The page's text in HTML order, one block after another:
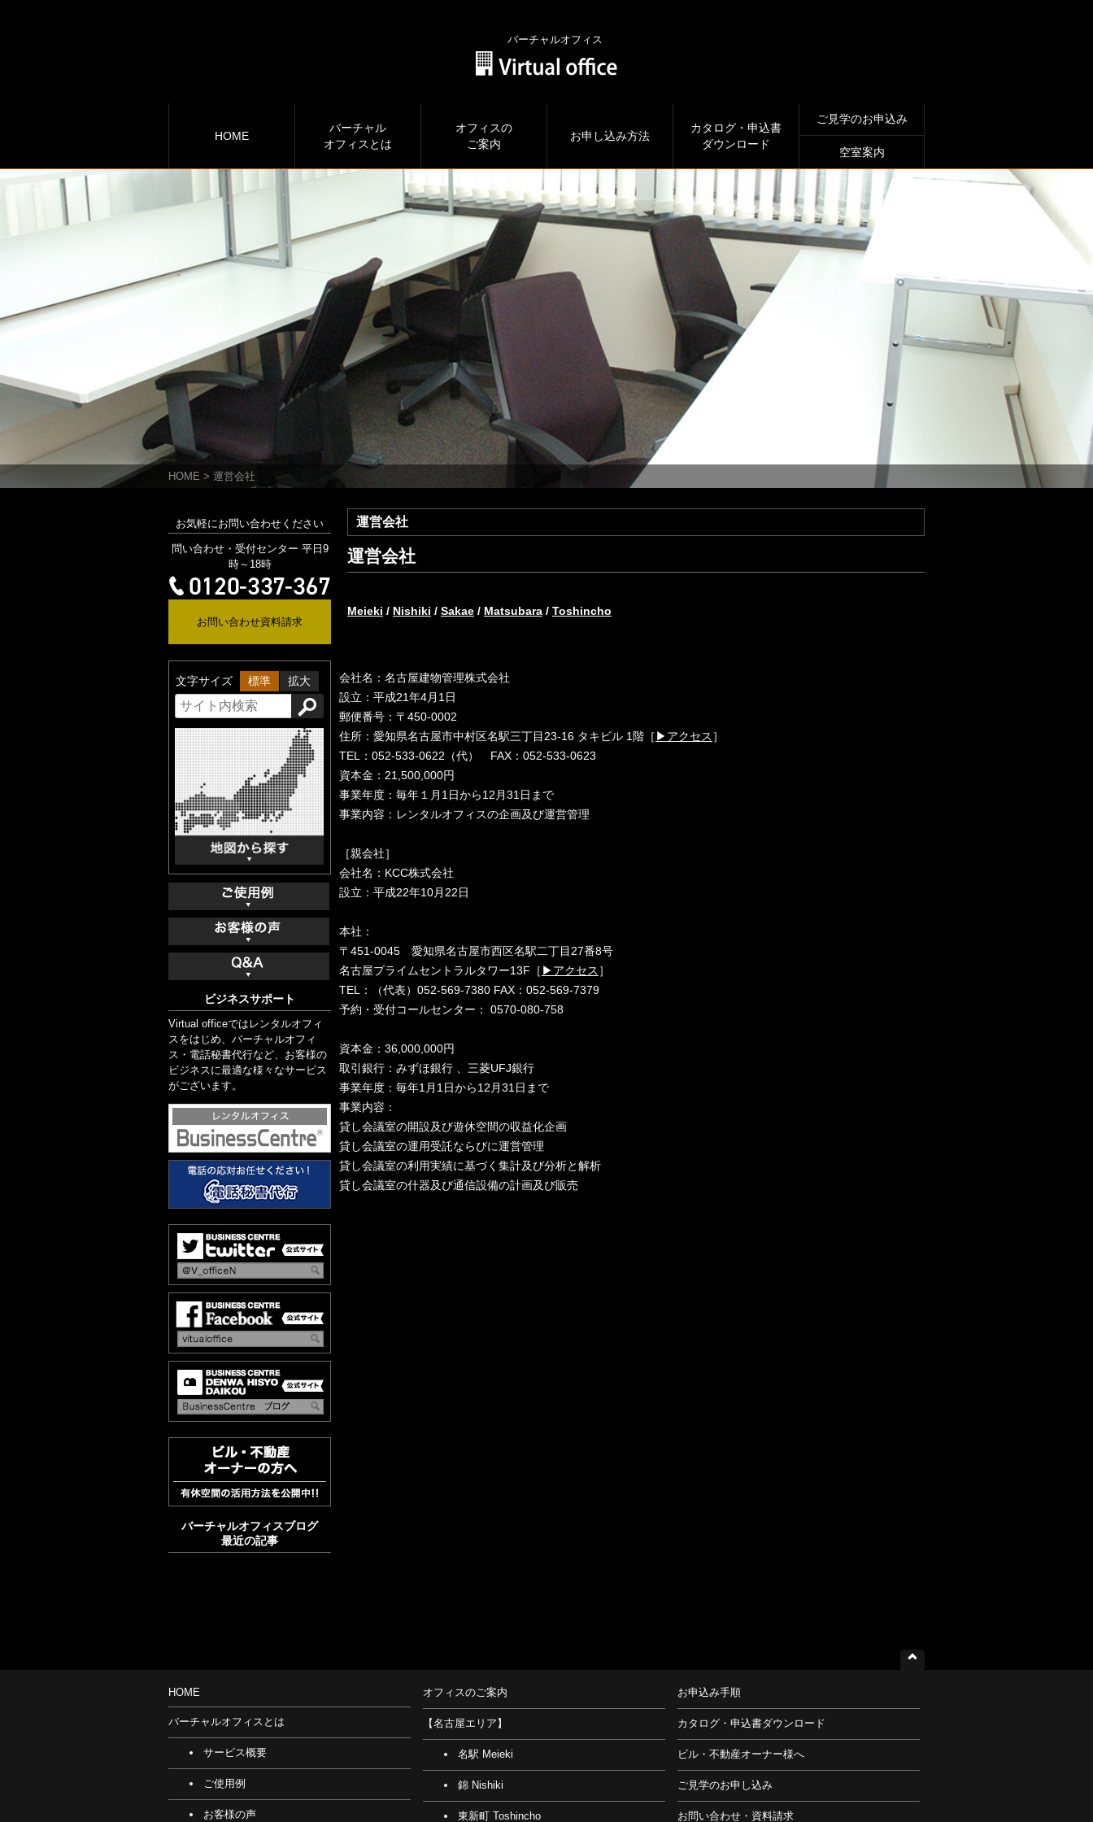
バーチャルオフィス
HOME
バーチャル
オフィスとは
オフィスの
ご案内
お申し込み方法
カタログ・申込書
ダウンロード
ご見学のお申込み
空室案内
HOME > 運営会社
運営会社
運営会社
Meieki / Nishiki / Sakae / Matsubara / Toshincho
会社名：名古屋建物管理株式会社
設立：平成21年4月1日
郵便番号：〒450-0002
住所：愛知県名古屋市中村区名駅三丁目23-16 タキビル 1階［ ▶︎アクセス ］
TEL：052-533-0622（代） FAX：052-533-0623
資本金：21,500,000円
事業年度：毎年１月1日から12月31日まで
事業内容：レンタルオフィスの企画及び運営管理
［親会社］
会社名：KCC株式会社
設立：平成22年10月22日
本社：
〒451-0045 愛知県名古屋市西区名駅二丁目27番8号
名古屋プライムセントラルタワー13F［ ▶︎アクセス ］
TEL：（代表）052-569-7380 FAX：052-569-7379
予約・受付コールセンター： 0570-080-758
資本金：36,000,000円
取引銀行：みずほ銀行 、三菱UFJ銀行
事業年度：毎年1月1日から12月31日まで
事業内容：
貸し会議室の開設及び遊休空間の収益化企画
貸し会議室の運用受託ならびに運営管理
貸し会議室の利用実績に基づく集計及び分析と解析
貸し会議室の什器及び通信設備の計画及び販売
お気軽にお問い合わせください
問い合わせ・受付センター 平日9
時～18時
お問い合わせ資料請求
文字サイズ 標準 拡大
ビジネスサポート
Virtual officeではレンタルオフィ
スをはじめ、バーチャルオフィ
ス・電話秘書代行など、お客様の
ビジネスに最適な様々なサービス
がございます。
バーチャルオフィスブログ
最近の記事
HOME
バーチャルオフィスとは
サービス概要
ご使用例
お客様の声
オフィスのご案内
【名古屋エリア】
名駅 Meieki
錦 Nishiki
東新町 Toshincho
お申込み手順
カタログ・申込書ダウンロード
ビル・不動産オーナー様へ
ご見学のお申し込み
お問い合わせ・資料請求